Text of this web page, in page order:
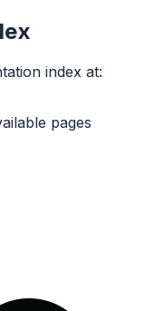
index at:
pages